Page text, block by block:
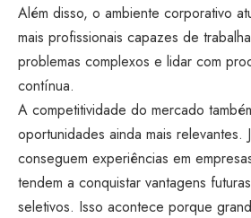
Além disso, o ambiente corporativo
mais profissionais capazes de
problemas complexos e lidar com
contínua.
A competitividade do mercado
oportunidades ainda mais relevantes.
conseguem experiências em
tendem a conquistar vantagens
seletivos. Isso acontece porque